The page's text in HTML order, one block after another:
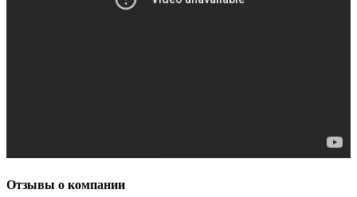
Отзывы о компании